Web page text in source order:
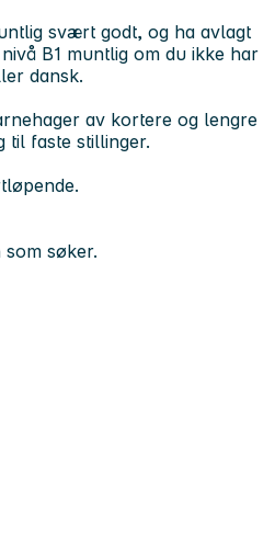
svært godt, og ha avlagt
B1 muntlig om du ikke har
dansk.
av kortere og lengre
til faste stillinger.
søker.